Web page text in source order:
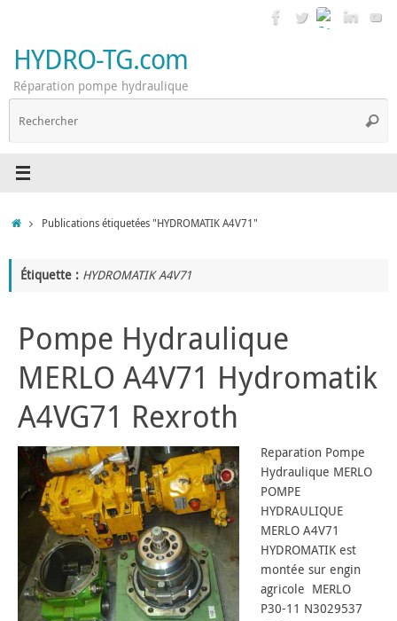
contenu
HYDRO-TG.com
Réparation pompe hydraulique
AccueilPublications étiquetées "HYDROMATIK A4V71"
Étiquette : HYDROMATIK A4V71
Pompe Hydraulique
MERLO A4V71 Hydromatik
A4VG71 Rexroth
Reparation Pompe
Hydraulique MERLO
POMPE
HYDRAULIQUE
MERLO A4V71
HYDROMATIK est
montée sur engin
agricole MERLO
P30-11 N3029537